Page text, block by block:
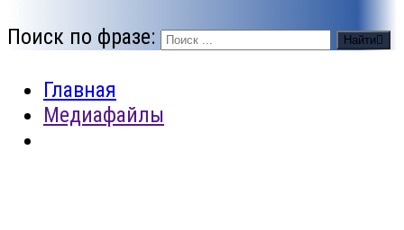
Поиск по фразе: Найти
Главная
Медиафайлы